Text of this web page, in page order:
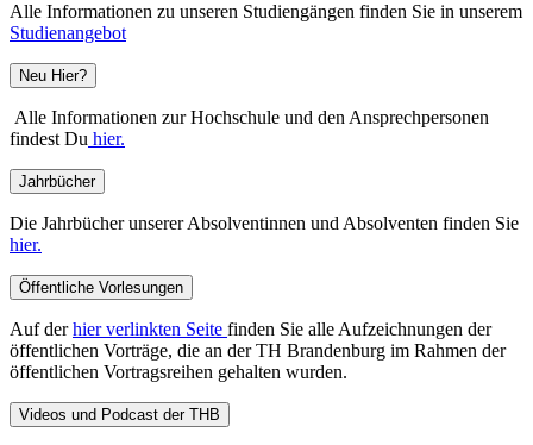
Alle Informationen zu unseren Studiengängen finden Sie in unserem
Studienangebot
Neu Hier?
Alle Informationen zur Hochschule und den Ansprechpersonen
findest Du hier.
Jahrbücher
Die Jahrbücher unserer Absolventinnen und Absolventen finden Sie
hier.
Öffentliche Vorlesungen
Auf derhier verlinkten Seite finden Sie alle Aufzeichnungen der
öffentlichen Vorträge, die an der TH Brandenburg im Rahmen der
öffentlichen Vortragsreihen gehalten wurden.
Videos und Podcast der THB